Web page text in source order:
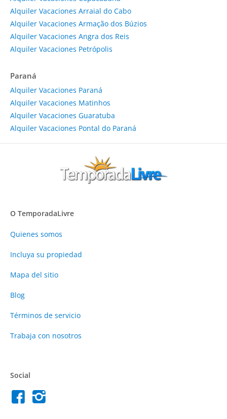
Alquiler Vacaciones Arraial do Cabo
Alquiler Vacaciones Armação dos Búzios
Alquiler Vacaciones Angra dos Reis
Alquiler Vacaciones Petrópolis
Paraná
Alquiler Vacaciones Paraná
Alquiler Vacaciones Matinhos
Alquiler Vacaciones Guaratuba
Alquiler Vacaciones Pontal do Paraná
O TemporadaLivre
Quienes somos
Incluya su propiedad
Mapa del sitio
Blog
Términos de servicio
Trabaja con nosotros
Social